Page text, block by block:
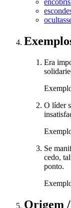
Era
O líder
Se
cedo,
ponto.
Origem